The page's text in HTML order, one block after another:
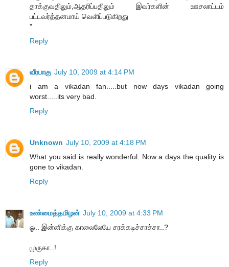
தாக்குவதிலும்,ஆதரிப்பதிலும் இவர்களின் ஊசலாட்டம்
பட்டவர்த்தனமாய் வெளிப்படுகிறது
"
Reply
வீரபாகு July 10, 2009 at 4:14 PM
i am a vikadan fan.....but now days vikadan going
worst.....its very bad.
Reply
Unknown July 10, 2009 at 4:18 PM
What you said is really wonderful. Now a days the quality is
gone to vikadan.
Reply
உண்மைத்தமிழன் July 10, 2009 at 4:33 PM
ஓ.. இன்னிக்கு காலைலேயே சரக்கடிச்சாச்சா..?
முருகா..!
Reply